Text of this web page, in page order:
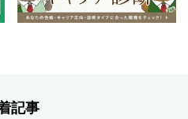
記事